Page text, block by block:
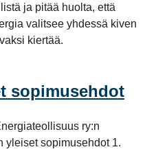
ja pitää huolta, että
valitsee yhdessä kiven
kiertää.
sopimusehdot
ry:n
yleiset sopimusehdot 1.